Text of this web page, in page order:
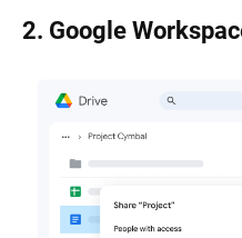
2. Google